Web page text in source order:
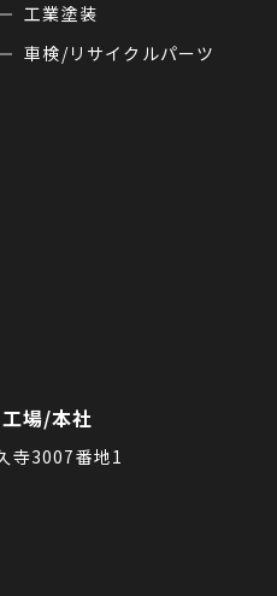
工業塗装
車検/リサイクルパーツ
場/本社
寺3007番地1